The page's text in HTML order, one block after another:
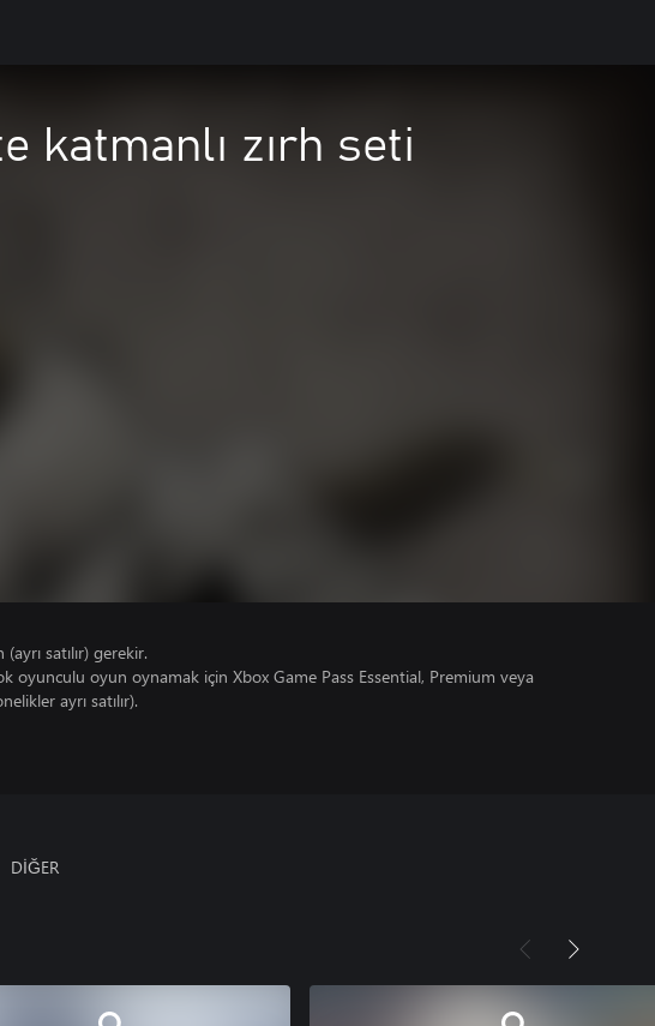
katmanlı zırh seti
satılır) gerekir.
oyunculu oyun oynamak için Xbox Game Pass Essential, Premium veya
ayrı satılır).
DİĞER